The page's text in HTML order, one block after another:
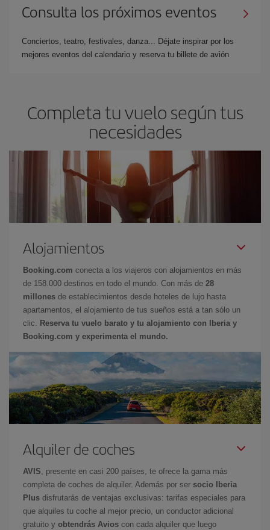
Consulta los próximos eventos
Conciertos, teatro, festivales, danza... Déjate inspirar por los
mejores eventos del calendario y reserva tu billete de avión
Completa tu vuelo según tus
necesidades
Alojamientos
Booking.com conecta a los viajeros con alojamientos en más
de 158.000 destinos en todo el mundo. Con más de 28
millones de establecimientos desde hoteles de lujo hasta
apartamentos, el alojamiento de tus sueños está a tan sólo un
clic.
Reserva tu vuelo barato y tu alojamiento con Iberia y
Booking.com y experimenta el mundo.
Alquiler de coches
AVIS , presente en casi 200 países, te ofrece la gama más
completa de coches de alquiler. Además por ser socio Iberia
Plus disfrutarás de ventajas exclusivas: tarifas especiales para
que alquiles tu coche al mejor precio, un conductor adicional
gratuito y obtendrás Avios con cada alquiler que luego